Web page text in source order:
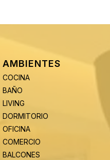
AMBIENTES
COCINA
BAÑO
LIVING
DORMITORIO
OFICINA
COMERCIO
BALCONES